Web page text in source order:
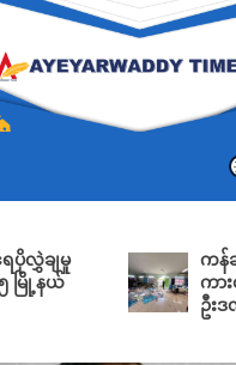
ကန်ချနဘူရီရှိ
ကားဝင်တိုက်ခဲ့ရာ
ဦးဒဏ်ရာရရှိ
ကာဒီနယ်ချားလ်စ်ဘို၏ မွေးရ
ရွေးတုသမ္မတ က ငြိမ်းချမ်း
ခေါင်းဆောင်များ ကူညီပေး
တွင် ဘာသာရေးအဆောက်အ
တိုက်ခိုက်ခံထားရ
ADMIN AUGUST 7, 2026
ထိုင်းတွင် ကျောင်းတွင်းသေနတ်
သေနတ်သမားအပါအဝင် ၇ ဦ
ဒဏ်ရာရ
ပုဏ္ဏားကျွန်းတွင် ဖြစ်ပွား